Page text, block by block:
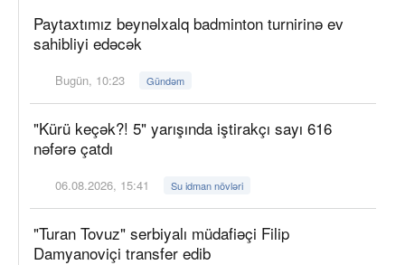
Paytaxtımız beynəlxalq badminton turnirinə ev
sahibliyi edəcək
Bugün, 10:23 Gündəm
"Kürü keçək?! 5" yarışında iştirakçı sayı 616
nəfərə çatdı
06.08.2026, 15:41 Su idman növləri
"Turan Tovuz" serbiyalı müdafiəçi Filip
Damyanoviçi transfer edib